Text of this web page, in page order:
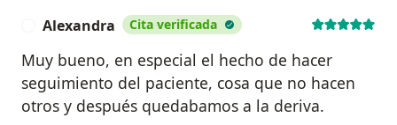
Alexandra Cita verificada
Muy bueno, en especial el hecho de hacer
seguimiento del paciente, cosa que no hacen
otros y después quedabamos a la deriva.